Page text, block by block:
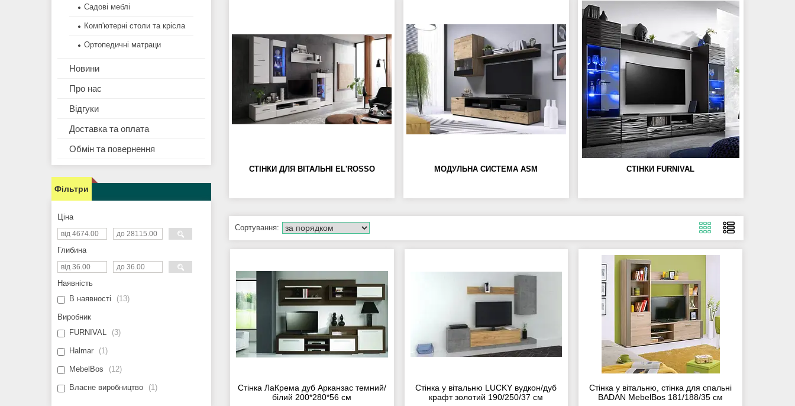
СТІНКИ ДЛЯ ВІТАЛЬНІ EL'ROSSO МОДУЛЬНА СИСТЕМА ASM СТІНКИ FURNIVAL
Стінка ЛаКрема дуб Арканзас темний/
білий 200*280*56 см
Стінка у вітальню LUCKY вудкон/дуб
крафт золотий 190/250/37 см
Стінка у вітальню, стінка для спальні
BADAN MebelBos 181/188/35 см
Садові меблі
Комп'ютерні столи та крісла
Ортопедичні матраци
Новини
Про нас
Відгуки
Доставка та оплата
Обмін та повернення
Фільтри
Ціна
Глибина
Наявність
В наявності
13
Виробник
FURNIVAL
3
Halmar 1
MebelBos 12
Власне виробництво 1